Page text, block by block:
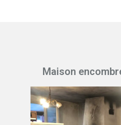
Maison